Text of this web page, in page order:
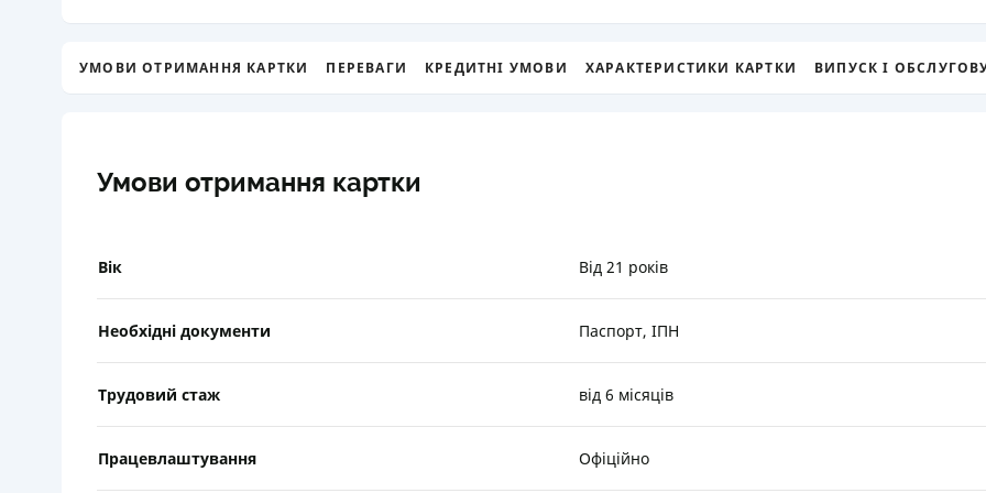
УМОВИ ОТРИМАННЯ КАРТКИ ПЕРЕВАГИ КРЕДИТНІ УМОВИ ХАРАКТЕРИСТИКИ КАРТКИ ВИПУСК І
Умови отримання картки
Вік Від 21 років
Необхідні документи Паспорт, ІПН
Трудовий стаж від 6 місяців
Працевлаштування Офіційно